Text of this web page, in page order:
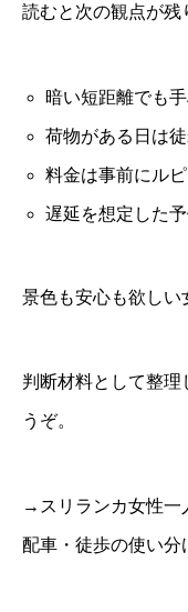
読むと次の観点が残
暗い短距離でも
荷物がある日は
料金は事前にル
遅延を想定した
景色も安心も欲しい
判断材料として整
うぞ。
→スリランカ女性一
配車・徒歩の使い分